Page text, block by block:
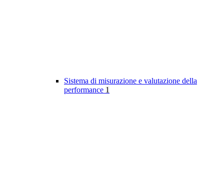
Sistema di misurazione e valutazione della
performance 1